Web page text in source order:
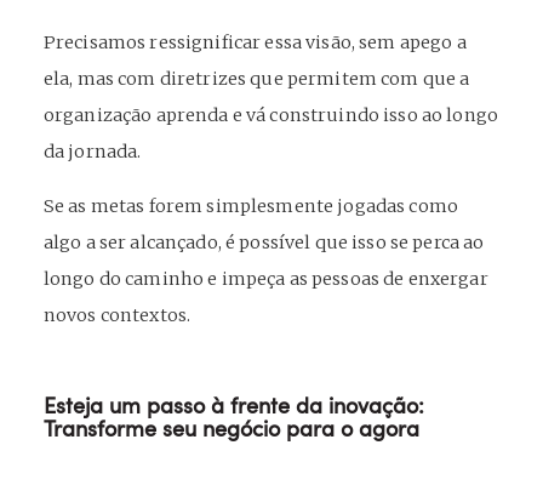
Precisamos ressignificar essa visão, sem apego a
ela, mas com diretrizes que permitem com que a
organização aprenda e vá construindo isso ao longo
da jornada.
Se as metas forem simplesmente jogadas como
algo a ser alcançado, é possível que isso se perca ao
longo do caminho e impeça as pessoas de enxergar
novos contextos.
Esteja um passo à frente da inovação:
Transforme seu negócio para o agora